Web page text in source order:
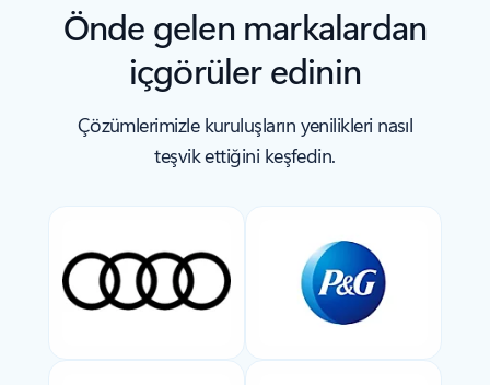
Önde gelen markalardan
içgörüler edinin
Çözümlerimizle kuruluşların yenilikleri nasıl
teşvik ettiğini keşfedin.